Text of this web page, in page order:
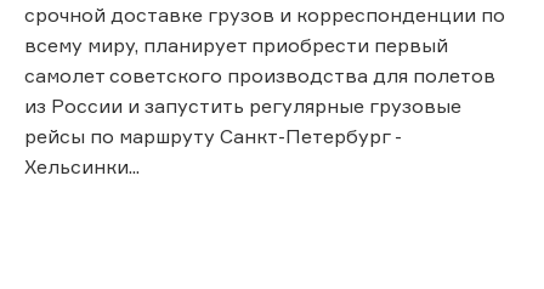
срочной доставке грузов и корреспонденции по
всему миру, планирует приобрести первый
самолет советского производства для полетов
из России и запустить регулярные грузовые
рейсы по маршруту Санкт-Петербург -
Хельсинки...